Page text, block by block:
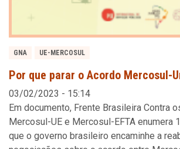
GNA UE-MERCOSUL
Por que parar o Acordo Mercosul-
03/02/2023 - 15:14
Em documento, Frente Brasileira Contra
Mercosul-UE e Mercosul-EFTA enumera
que o governo brasileiro encaminhe a